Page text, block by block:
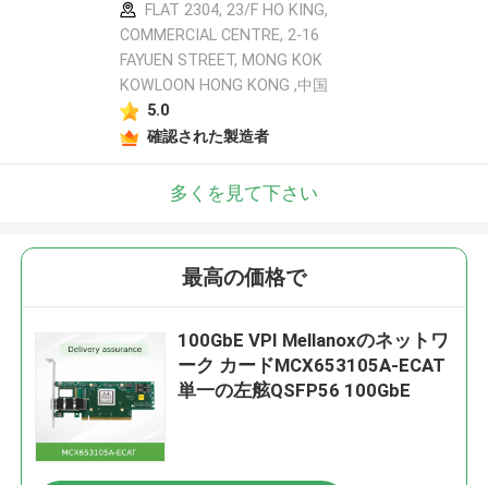
FLAT 2304, 23/F HO KING,
COMMERCIAL CENTRE, 2-16
FAYUEN STREET, MONG KOK
KOWLOON HONG KONG ,中国
5.0
確認された製造者
多くを見て下さい
最高の価格で
100GbE VPI Mellanoxのネットワ
ーク カードMCX653105A-ECAT
単一の左舷QSFP56 100GbE